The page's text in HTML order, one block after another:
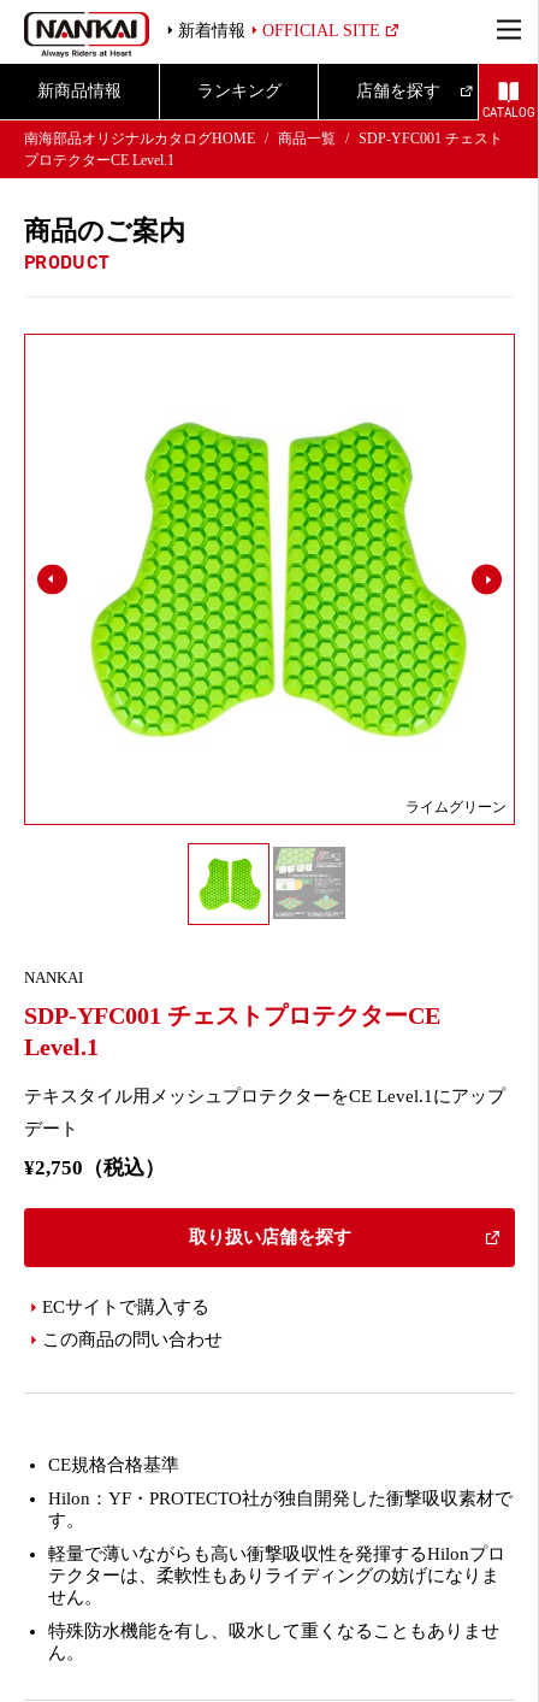
新着情報 OFFICIAL SITE
新商品情報 ランキング 店舗を探す
CATALOG
南海部品オリジナルカタログHOME
商品一覧
SDP-YFC001 チェスト
プロテクターCE Level.1
商品のご案内
PRODUCT
ライムグリーン
NANKAI
SDP-YFC001 チェストプロテクターCE
Level.1
テキスタイル用メッシュプロテクターをCE Level.1にアップ
デート
¥2,750（税込）
取り扱い店舗を探す
ECサイトで購入する
この商品の問い合わせ
CE規格合格基準
Hilon：YF・PROTECTO社が独自開発した衝撃吸収素材で
す。
軽量で薄いながらも高い衝撃吸収性を発揮するHilonプロ
テクターは、柔軟性もありライディングの妨げになりま
せん。
特殊防水機能を有し、吸水して重くなることもありませ
ん。